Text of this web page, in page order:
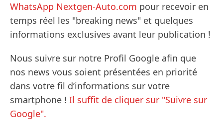
WhatsApp Nextgen-Auto.com pour recevoir en
temps réel les "breaking news" et quelques
informations exclusives avant leur publication !
Nous suivre sur notre Profil Google afin que
nos news vous soient présentées en priorité
dans votre fil d’informations sur votre
smartphone ! Il suffit de cliquer sur "Suivre sur
Google".